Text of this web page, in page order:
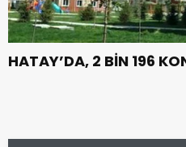
HATAY’DA, 2 BİN 196